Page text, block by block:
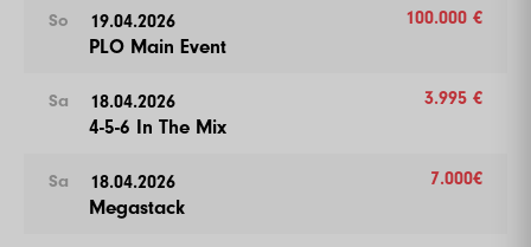
So 19.04.2026
PLO Main Event
100.000 €
Sa 18.04.2026
4-5-6 In The Mix
3.995 €
Sa 18.04.2026
Megastack
7.000€